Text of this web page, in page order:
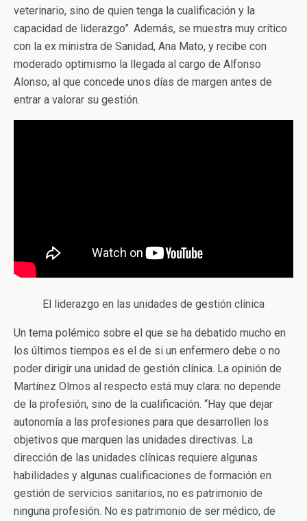
veterinario, sino de quien tenga la cualificación y la
capacidad de liderazgo”. Además, se muestra muy crítico
con la ex ministra de Sanidad, Ana Mato, y recibe con
moderado optimismo la llegada al cargo de Alfonso
Alonso, al que concede unos días de margen antes de
entrar a valorar su gestión.
El liderazgo en las unidades de gestión clínica
Un tema polémico sobre el que se ha debatido mucho en
los últimos tiempos es el de si un enfermero debe o no
poder dirigir una unidad de gestión clínica. La opinión de
Martínez Olmos al respecto está muy clara: no depende
de la profesión, sino de la cualificación. “Hay que dejar
autonomía a las profesiones para que desarrollen los
objetivos que marquen las unidades directivas. La
dirección de las unidades clínicas requiere algunas
habilidades y algunas cualificaciones de formación en
gestión de servicios sanitarios, no es patrimonio de
ninguna profesión. No es patrimonio de ser médico, de